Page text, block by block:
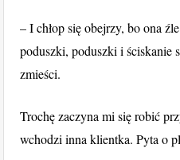
– I chłop się obejrzy, bo ona
poduszki, poduszki i ściskanie
zmieści.
Trochę zaczyna mi się robić
wchodzi inna klientka. Pyta o